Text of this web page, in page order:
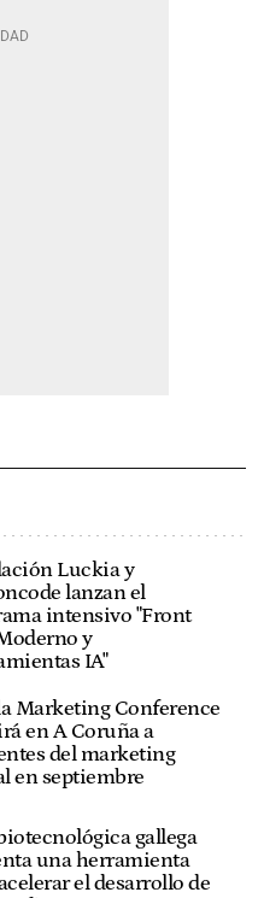
Luckia y
lanzan el
intensivo "Front
y
IA"
Marketing Conference
en A Coruña a
del marketing
en septiembre
gallega
una herramienta
el desarrollo de